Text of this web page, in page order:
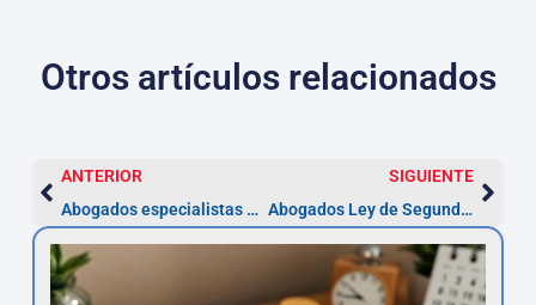
Otros artículos relacionados
ANTERIOR
Abogados especialistas en despidos en Gijón
SIGUIENTE
Abogados Ley de Segunda Oportunidad en Gijón